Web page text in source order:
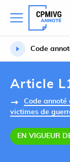
Code
Article
Code
victimes de
EN VIGUEUR